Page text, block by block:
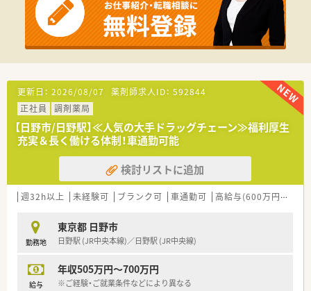
更新日： 2026/08/07 薬剤師求人ID： 592844
正社員
調剤薬局
【日野市/日野駅】≪人気の大手ドラッグチェーン≫福利厚生
充実＆長く働ける体制！車通勤可能
検討リストに追加
週32h以上 未経験可 ブランク可 車通勤可 高給与(600万円以上)
勤務地
東京都 日野市
日野駅 (JR中央本線)／日野駅 (JR中央線)
給与
年収505万円～700万円
※ご経験・ご就業条件などにより異なる